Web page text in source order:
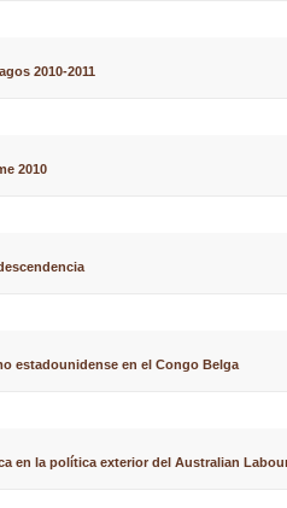
2010-2011
2010
estadounidense en el Congo Belga
en la política exterior del Australian